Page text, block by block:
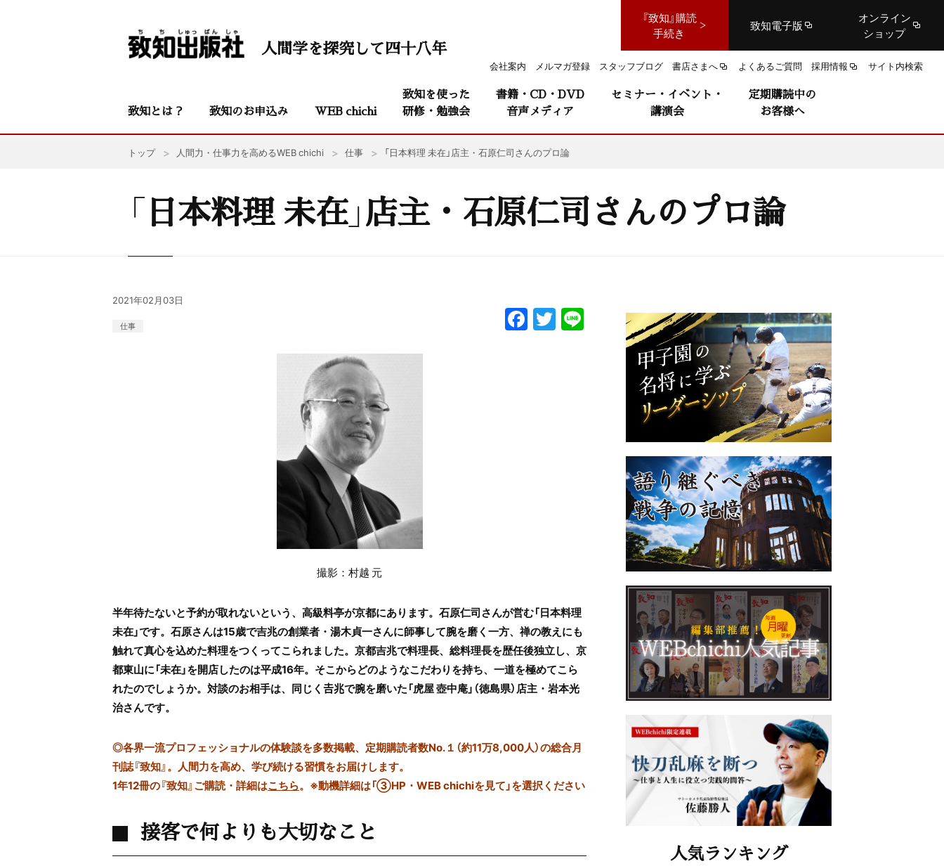
『致知』購読
手続き
致知電子版
オンライン
ショップ
会社案内 メルマガ登録 スタッフブログ 書店さまへ よくあるご質問 採用情報 サイト内検索
人間学を探究して四十八年
致知とは？ 致知のお申込み WEB chichi
致知を使った
研修・勉強会
書籍・CD・DVD
音声メディア
セミナー・イベント・
講演会
定期購読中の
お客様へ
トップ 人間力・仕事力を高めるWEB chichi 仕事 「日本料理 未在」店主・石原仁司さんのプロ論
「日本料理 未在」店主・石原仁司さんのプロ論
2021年02月03日
仕事 F
a
T
w
撮影：村越 元
半年待たないと予約が取れないという、高級料亭が京都にあります。石原仁司さんが営む「日本料理
未在」です。石原さんは15歳で吉兆の創業者・湯木貞一さんに師事して腕を磨く一方、禅の教えにも
触れて真心を込めた料理をつくってこられました。京都吉兆で料理長、総料理長を歴任後独立し、京
都東山に「未在」を開店したのは平成16年。そこからどのようなこだわりを持ち、一道を極めてこら
れたのでしょうか。対談のお相手は、同じく𠮷兆で腕を磨いた「虎屋 壺中庵」（徳島県）店主・岩本光
治さんです。
◎各界一流プロフェッショナルの体験談を多数掲載、定期購読者数No.１（約11万8,000人）の総合月
刊誌『致知』。人間力を高め、学び続ける習慣をお届けします。
1年12冊の『致知』ご購読・詳細はこちら。 ※動機詳細は「③HP・WEB chichiを見て」を選択ください
接客で何よりも大切なこと
人気ランキング